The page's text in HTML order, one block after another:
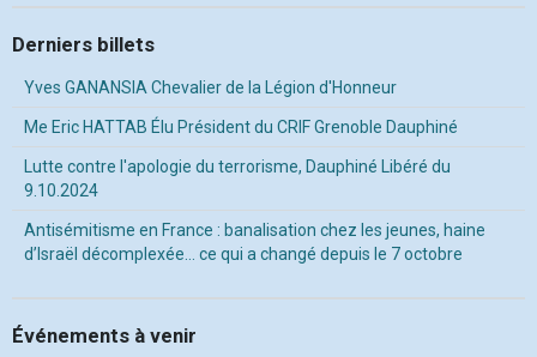
Derniers billets
Yves GANANSIA Chevalier de la Légion d'Honneur
Me Eric HATTAB Élu Président du CRIF Grenoble Dauphiné
Lutte contre l'apologie du terrorisme, Dauphiné Libéré du
9.10.2024
Antisémitisme en France : banalisation chez les jeunes, haine
d’Israël décomplexée… ce qui a changé depuis le 7 octobre
Événements à venir